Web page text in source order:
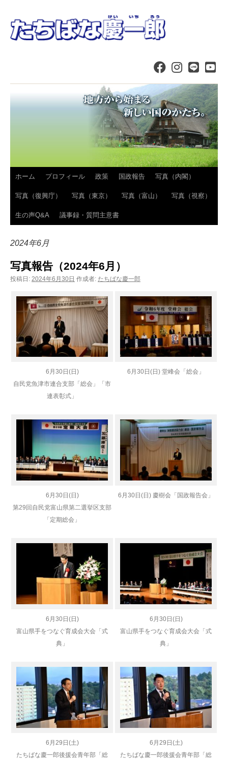
コ
ン
テ
へ
キ
ッ
プ
ホーム プロフィール 政策 国政報告 写真（内閣）
写真（復興庁） 写真（東京） 写真（富山） 写真（視察）
生の声Q&A 議事録・質問主意書
2024年6月
写真報告（2024年6月）
投稿日: 2024年6月30日 作成者: たちばな慶一郎
6月30日(日)
自民党魚津市連合支部「総会」「市
連表彰式」
6月30日(日) 堂峰会「総会」
6月30日(日)
第29回自民党富山県第二選挙区支部
「定期総会」
6月30日(日) 慶樹会「国政報告会」
6月30日(日)
富山県手をつなぐ育成会大会「式
典」
6月30日(日)
富山県手をつなぐ育成会大会「式
典」
6月29日(土)
たちばな慶一郎後援会青年部 「総
6月29日(土)
たちばな慶一郎後援会青年部 「総